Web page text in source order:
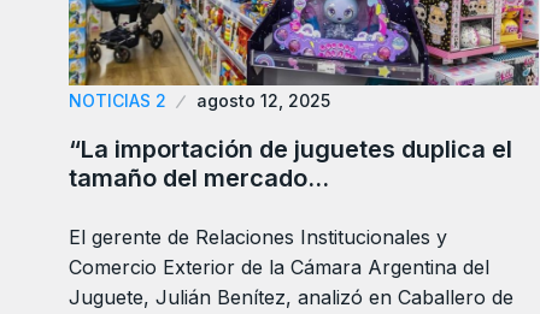
NOTICIAS 2 agosto 12, 2025
“La importación de juguetes duplica el
tamaño del mercado…
El gerente de Relaciones Institucionales y
Comercio Exterior de la Cámara Argentina del
Juguete, Julián Benítez, analizó en Caballero de